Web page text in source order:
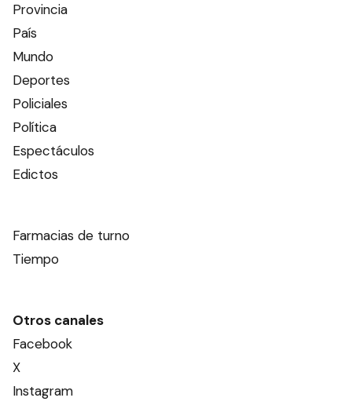
Provincia
País
Mundo
Deportes
Policiales
Política
Espectáculos
Edictos
Farmacias de turno
Tiempo
Otros canales
Facebook
X
Instagram